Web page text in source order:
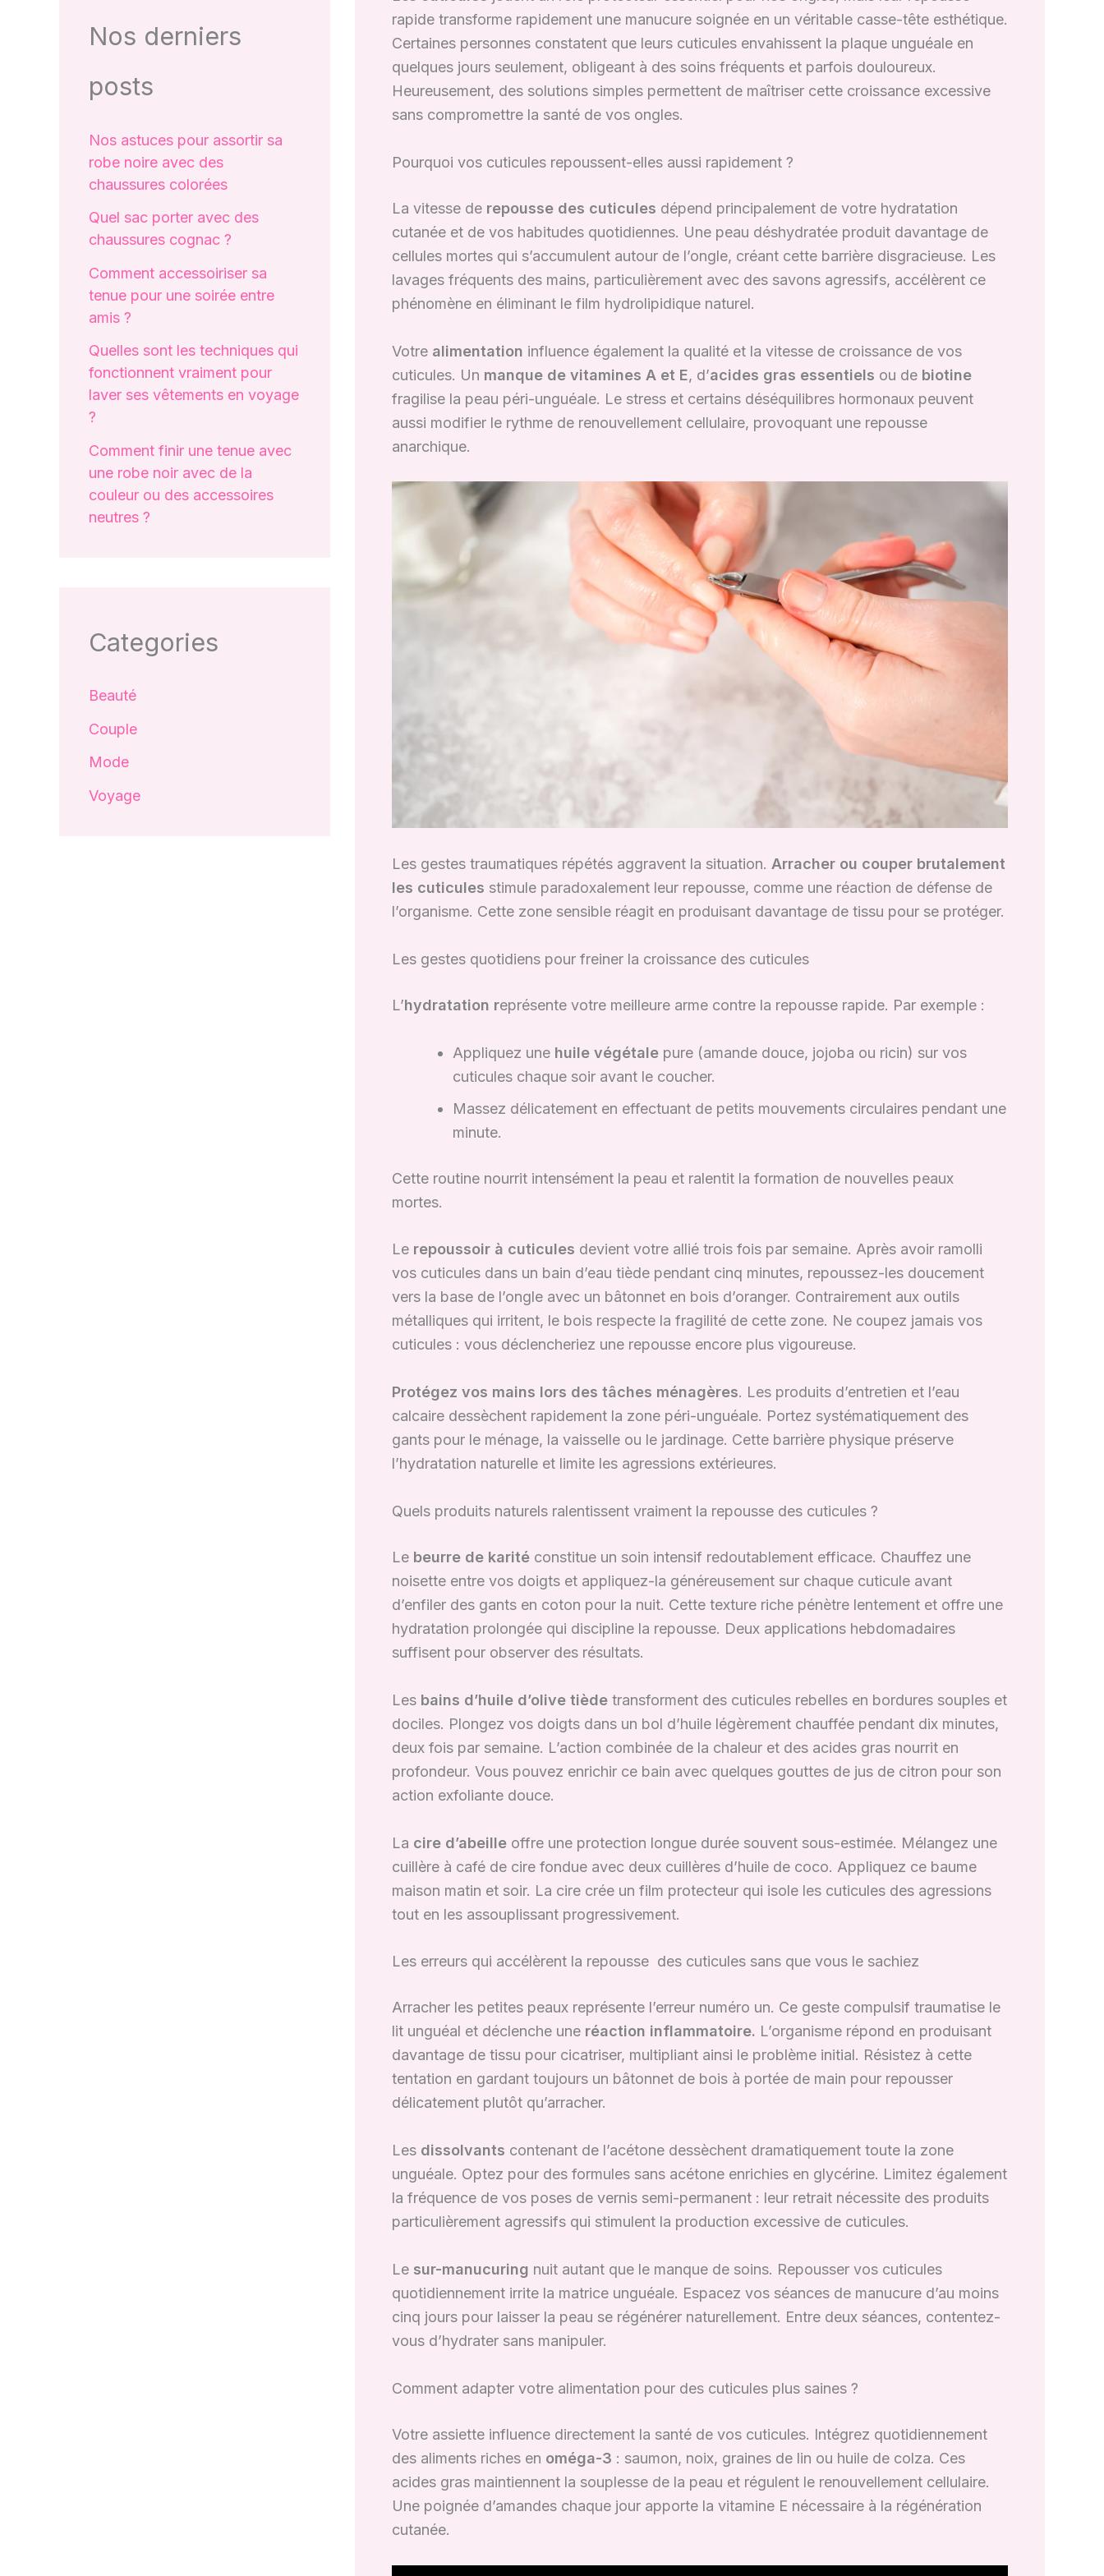
Nos derniers
posts
Nos astuces pour assortir sa
robe noire avec des
chaussures colorées
Quel sac porter avec des
chaussures cognac ?
Comment accessoiriser sa
tenue pour une soirée entre
amis ?
Quelles sont les techniques qui
fonctionnent vraiment pour
laver ses vêtements en voyage
?
Comment finir une tenue avec
une robe noir avec de la
couleur ou des accessoires
neutres ?
Categories
Beauté
Couple
Mode
Voyage
rapide transforme rapidement une manucure soignée en un véritable casse-tête esthétique.
Certaines personnes constatent que leurs cuticules envahissent la plaque unguéale en
quelques jours seulement, obligeant à des soins fréquents et parfois douloureux.
Heureusement, des solutions simples permettent de maîtriser cette croissance excessive
sans compromettre la santé de vos ongles.
Pourquoi vos cuticules repoussent-elles aussi rapidement ?
La vitesse de repousse des cuticules dépend principalement de votre hydratation
cutanée et de vos habitudes quotidiennes. Une peau déshydratée produit davantage de
cellules mortes qui s’accumulent autour de l’ongle, créant cette barrière disgracieuse. Les
lavages fréquents des mains, particulièrement avec des savons agressifs, accélèrent ce
phénomène en éliminant le film hydrolipidique naturel.
Votre alimentation influence également la qualité et la vitesse de croissance de vos
cuticules. Un manque de vitamines A et E, d’acides gras essentiels ou de biotine
fragilise la peau péri-unguéale. Le stress et certains déséquilibres hormonaux peuvent
aussi modifier le rythme de renouvellement cellulaire, provoquant une repousse
anarchique.
Les gestes traumatiques répétés aggravent la situation. Arracher ou couper brutalement
les cuticules stimule paradoxalement leur repousse, comme une réaction de défense de
l’organisme. Cette zone sensible réagit en produisant davantage de tissu pour se protéger.
Les gestes quotidiens pour freiner la croissance des cuticules
L’hydratation représente votre meilleure arme contre la repousse rapide. Par exemple :
Appliquez une huile végétale pure (amande douce, jojoba ou ricin) sur vos
cuticules chaque soir avant le coucher.
Massez délicatement en effectuant de petits mouvements circulaires pendant une
minute.
Cette routine nourrit intensément la peau et ralentit la formation de nouvelles peaux
mortes.
Le repoussoir à cuticules devient votre allié trois fois par semaine. Après avoir ramolli
vos cuticules dans un bain d’eau tiède pendant cinq minutes, repoussez-les doucement
vers la base de l’ongle avec un bâtonnet en bois d’oranger. Contrairement aux outils
métalliques qui irritent, le bois respecte la fragilité de cette zone. Ne coupez jamais vos
cuticules : vous déclencheriez une repousse encore plus vigoureuse.
Protégez vos mains lors des tâches ménagères. Les produits d’entretien et l’eau
calcaire dessèchent rapidement la zone péri-unguéale. Portez systématiquement des
gants pour le ménage, la vaisselle ou le jardinage. Cette barrière physique préserve
l’hydratation naturelle et limite les agressions extérieures.
Quels produits naturels ralentissent vraiment la repousse des cuticules ?
Le beurre de karité constitue un soin intensif redoutablement efficace. Chauffez une
noisette entre vos doigts et appliquez-la généreusement sur chaque cuticule avant
d’enfiler des gants en coton pour la nuit. Cette texture riche pénètre lentement et offre une
hydratation prolongée qui discipline la repousse. Deux applications hebdomadaires
suffisent pour observer des résultats.
Les bains d’huile d’olive tiède transforment des cuticules rebelles en bordures souples et
dociles. Plongez vos doigts dans un bol d’huile légèrement chauffée pendant dix minutes,
deux fois par semaine. L’action combinée de la chaleur et des acides gras nourrit en
profondeur. Vous pouvez enrichir ce bain avec quelques gouttes de jus de citron pour son
action exfoliante douce.
La cire d’abeille offre une protection longue durée souvent sous-estimée. Mélangez une
cuillère à café de cire fondue avec deux cuillères d’huile de coco. Appliquez ce baume
maison matin et soir. La cire crée un film protecteur qui isole les cuticules des agressions
tout en les assouplissant progressivement.
Les erreurs qui accélèrent la repousse des cuticules sans que vous le sachiez
Arracher les petites peaux représente l’erreur numéro un. Ce geste compulsif traumatise le
lit unguéal et déclenche une réaction inflammatoire. L’organisme répond en produisant
davantage de tissu pour cicatriser, multipliant ainsi le problème initial. Résistez à cette
tentation en gardant toujours un bâtonnet de bois à portée de main pour repousser
délicatement plutôt qu’arracher.
Les dissolvants contenant de l’acétone dessèchent dramatiquement toute la zone
unguéale. Optez pour des formules sans acétone enrichies en glycérine. Limitez également
la fréquence de vos poses de vernis semi-permanent : leur retrait nécessite des produits
particulièrement agressifs qui stimulent la production excessive de cuticules.
Le sur-manucuring nuit autant que le manque de soins. Repousser vos cuticules
quotidiennement irrite la matrice unguéale. Espacez vos séances de manucure d’au moins
cinq jours pour laisser la peau se régénérer naturellement. Entre deux séances, contentez-
vous d’hydrater sans manipuler.
Comment adapter votre alimentation pour des cuticules plus saines ?
Votre assiette influence directement la santé de vos cuticules. Intégrez quotidiennement
des aliments riches en oméga-3 : saumon, noix, graines de lin ou huile de colza. Ces
acides gras maintiennent la souplesse de la peau et régulent le renouvellement cellulaire.
Une poignée d’amandes chaque jour apporte la vitamine E nécessaire à la régénération
cutanée.